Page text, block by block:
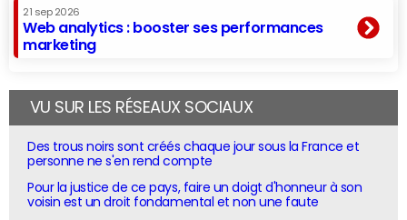
21 sep 2026
Web analytics : booster ses performances
marketing
VU SUR LES RÉSEAUX SOCIAUX
Des trous noirs sont créés chaque jour sous la France et
personne ne s'en rend compte
Pour la justice de ce pays, faire un doigt d'honneur à son
voisin est un droit fondamental et non une faute